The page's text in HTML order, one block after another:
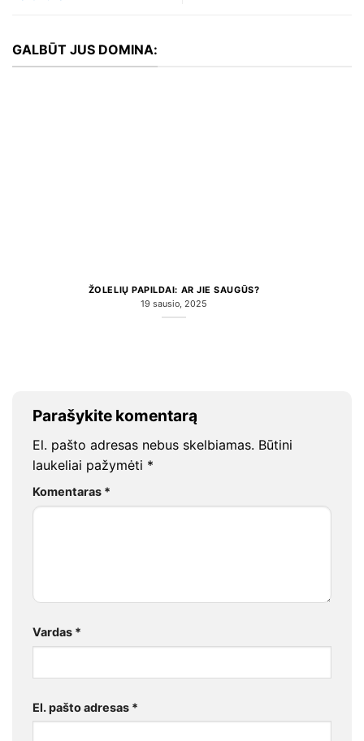
GALBŪT JUS DOMINA:
ŽOLELIŲ PAPILDAI: AR JIE SAUGŪS?
19 sausio, 2025
Parašykite komentarą
El. pašto adresas nebus skelbiamas. Būtini
laukeliai pažymėti *
Komentaras *
Vardas *
El. pašto adresas *